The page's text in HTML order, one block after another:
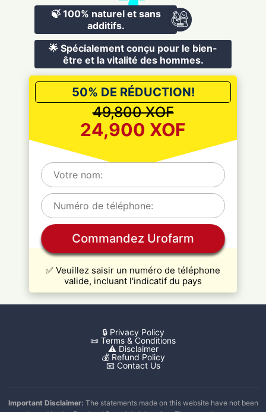
🍃 100% naturel et sans
additifs.
🌟 Spécialement conçu pour le bien-
être et la vitalité des hommes.
50% DE RÉDUCTION!
49,800 XOF
24,900 XOF
Commandez Urofarm
✅ Veuillez saisir un numéro de téléphone
valide, incluant l'indicatif du pays
🔒 Privacy Policy
📜 Terms & Conditions
⚠️ Disclaimer
💰 Refund Policy
📧 Contact Us
Important Disclaimer: The statements made on this website have not been